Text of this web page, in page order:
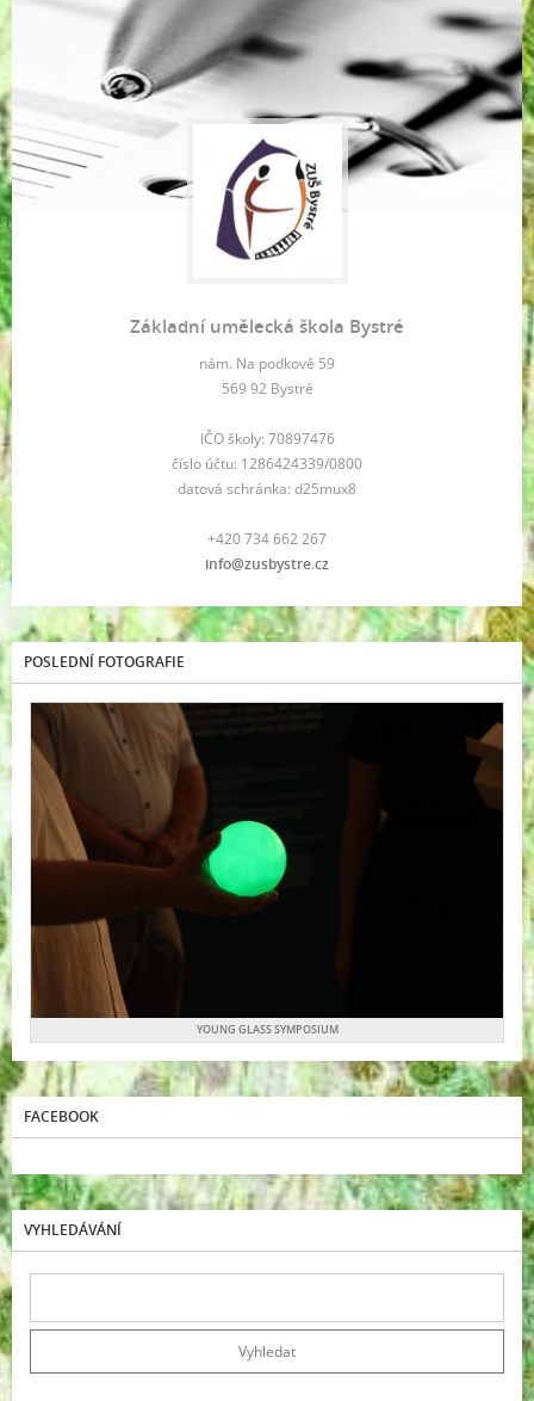
Základní umělecká škola Bystré
nám. Na podkově 59
569 92 Bystré
IČO školy: 70897476
číslo účtu: 1286424339/0800
datová schránka: d25mux8
+420 734 662 267
info@zusbystre.cz
POSLEDNÍ FOTOGRAFIE
YOUNG GLASS SYMPOSIUM
FACEBOOK
VYHLEDÁVÁNÍ